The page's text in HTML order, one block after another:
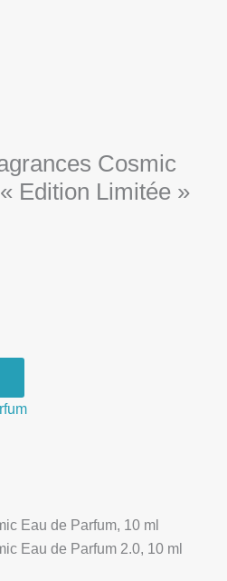
Cosmic
Edition Limitée »
Eau de Parfum, 10 ml
Eau de Parfum 2.0, 10 ml